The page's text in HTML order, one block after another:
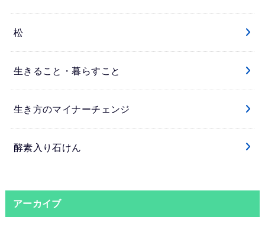
松
生きること・暮らすこと
生き方のマイナーチェンジ
酵素入り石けん
アーカイブ